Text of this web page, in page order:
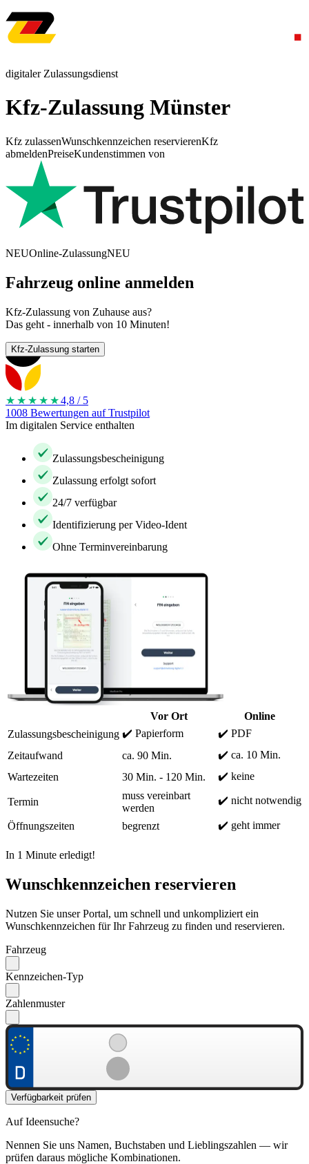
digitaler Zulassungsdienst
Kfz-Zulassung Münster
Kfz zulassenWunschkennzeichen reservierenKfz
abmeldenPreiseKundenstimmen von
NEUOnline-ZulassungNEU
Fahrzeug online anmelden
Kfz-Zulassung von Zuhause aus?
Das geht - innerhalb von 10 Minuten!
Kfz-Zulassung starten
★★★★ ★4,8 / 5
1008 Bewertungen auf Trustpilot
Im digitalen Service enthalten
Zulassungsbescheinigung
Zulassung erfolgt sofort
24/7 verfügbar
Identifizierung per Video-Ident
Ohne Terminvereinbarung
Vor Ort
Online
Zulassungsbescheinigung ✔️ Papierform
✔️ PDF
Zeitaufwand
ca. 90 Min.
✔️ ca. 10 Min.
Wartezeiten
30 Min. - 120 Min. ✔️ keine
Termin
muss vereinbart
werden
✔️ nicht notwendig
Öffnungszeiten begrenzt ✔️ geht immer
In 1 Minute erledigt!
Wunschkennzeichen reservieren
Nutzen Sie unser Portal, um schnell und unkompliziert ein
Wunschkennzeichen für Ihr Fahrzeug zu finden und reservieren.
Fahrzeug
Kennzeichen-Typ
Zahlenmuster
Verfügbarkeit prüfen
Auf Ideensuche?
Nennen Sie uns Namen, Buchstaben und Lieblingszahlen — wir
prüfen daraus mögliche Kombinationen.